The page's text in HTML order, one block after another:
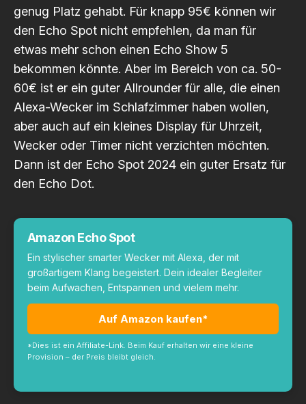
genug Platz gehabt. Für knapp 95€ können wir
den Echo Spot nicht empfehlen, da man für
etwas mehr schon einen Echo Show 5
bekommen könnte. Aber im Bereich von ca. 50-
60€ ist er ein guter Allrounder für alle, die einen
Alexa-Wecker im Schlafzimmer haben wollen,
aber auch auf ein kleines Display für Uhrzeit,
Wecker oder Timer nicht verzichten möchten.
Dann ist der Echo Spot 2024 ein guter Ersatz für
den Echo Dot.
Amazon Echo Spot
Ein stylischer smarter Wecker mit Alexa, der mit
großartigem Klang begeistert. Dein idealer Begleiter
beim Aufwachen, Entspannen und vielem mehr.
Auf Amazon kaufen*
*Dies ist ein Affiliate-Link. Beim Kauf erhalten wir eine kleine
Provision – der Preis bleibt gleich.